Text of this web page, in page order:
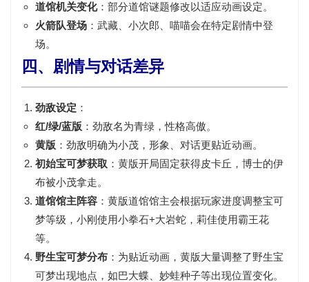
道馆机关变化：部分道馆谜题修改以适应动画设定。
火箭队登场 ：武藏、小次郎、喵喵会在特定剧情中登
场。
四、剧情与对话差异
劲敌设定 ：
红/绿/蓝版 ：劲敌名为青绿 ，性格高傲。
黄版 ：劲敌明确为小茂 ，形象、对话更贴近动画。
初始宝可梦获取 ：黄版开局固定获得皮卡丘 ，博士的伊
布被小茂拿走。
道馆馆主阵容 ：黄版道馆馆主会根据玩家进度调整宝可
梦等级， 小刚使用小拳石+大岩蛇， 莉佳使用霸王花
等。
野生宝可梦分布 ：为贴近动画，黄版大量调整了野生宝
可梦出现地点，如巴大蝶、妙蛙种子等出现位置变化。